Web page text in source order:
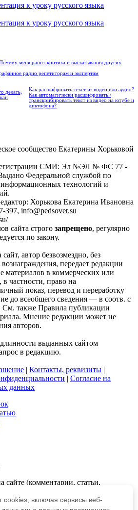
к уроку русского языка
к уроку русского языка
меня ранит критика и высказывания других
радио репетиторам и экспертам
делать,
Как расшифровать текст из видео или аудио?
Как автоматически расшифровать /
транскрибировать текст из видео на ютубе и
диктофона?
сообщество Екатерины Хорьковой
регистрации СМИ: Эл №ЭЛ № ФС 77 -
Федеральной службой по
информационных технологий и
Хорькова Екатерина Ивановна
397, info@pedsovet.su
сайта строго запрещено, регулярно
по закону.
автор безвозмездно, без
передает редакции
материалов в коммерческих или
частности, право на
показ, перевод и переработку
до всеобщего сведения — в соотв. с
также Правила публикации
Мнение редакции может не
авторов.
выданных сайтом
в редакцию.
| Контакты, реквизиты |
| Согласие на
данных
сайте (комментарии, статьи,
берут на себя всю
материалов и разрешение
cookies, включая сервисы веб-